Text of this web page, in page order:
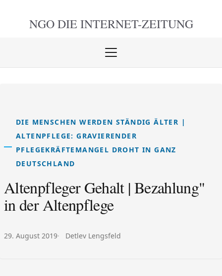
NGO DIE INTERNET-ZEITUNG
Menü
DIE MENSCHEN WERDEN STÄNDIG ÄLTER |
ALTENPFLEGE: GRAVIERENDER
PFLEGEKRÄFTEMANGEL DROHT IN GANZ
DEUTSCHLAND
Altenpfleger Gehalt | Bezahlung"
in der Altenpflege
Veröffentlicht am:
29. August 2019 Autor:
Detlev Lengsfeld